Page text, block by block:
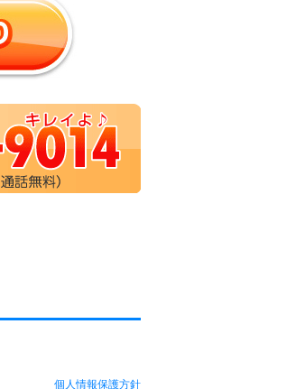
個人情報保護方針